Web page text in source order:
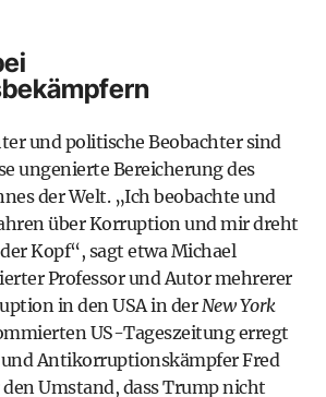
und politische Beobachter sind
ungenierte Bereicherung des
der Welt. „Ich beobachte und
über Korruption und mir dreht
Kopf“, sagt etwa Michael
Professor und Autor mehrerer
in den USA in derNew York
US-Tageszeitung erregt
Antikorruptionskämpfer Fred
Umstand, dass Trump nicht